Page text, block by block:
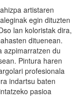
artistaren
egin dituzten
lan koloristak dira,
dituenean.
azpimarratzen du
Pintura haren
profesionala
indartsu baten
pasioa